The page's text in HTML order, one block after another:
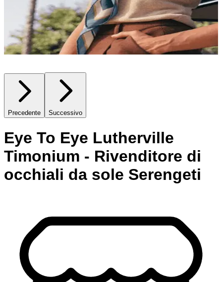
Precedente Successivo
Eye To Eye Lutherville
Timonium - Rivenditore di
occhiali da sole Serengeti